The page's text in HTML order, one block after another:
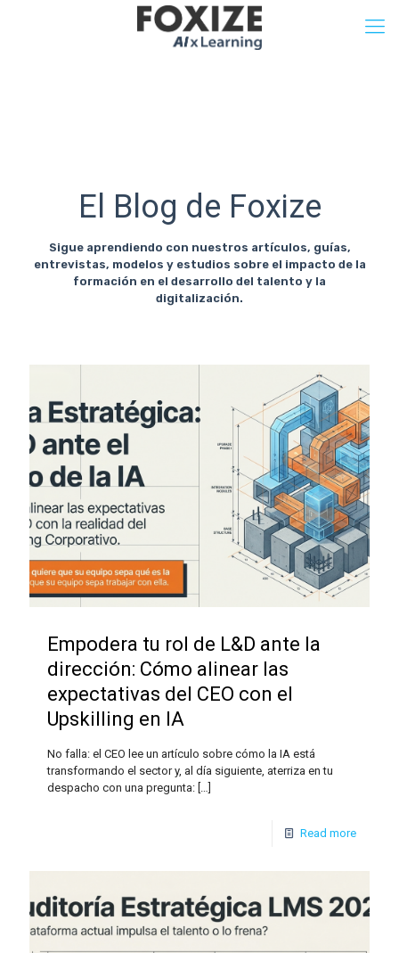
El Blog de Foxize
Sigue aprendiendo con nuestros artículos, guías,
entrevistas, modelos y estudios sobre el impacto de la
formación en el desarrollo del talento y la
digitalización.
Empodera tu rol de L&D ante la
dirección: Cómo alinear las
expectativas del CEO con el
Upskilling en IA
No falla: el CEO lee un artículo sobre cómo la IA está
transformando el sector y, al día siguiente, aterriza en tu
despacho con una pregunta: […]
Read more